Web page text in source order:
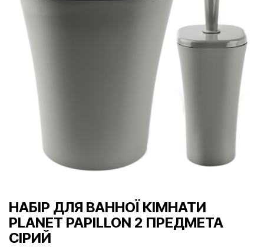
НАБІР ДЛЯ ВАННОЇ КІМНАТИ
PLANET PAPILLON 2 ПРЕДМЕТА
СІРИЙ